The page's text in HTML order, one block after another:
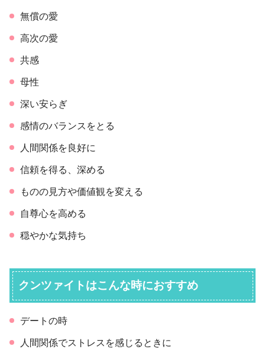
無償の愛
高次の愛
共感
母性
深い安らぎ
感情のバランスをとる
人間関係を良好に
信頼を得る、深める
ものの見方や価値観を変える
自尊心を高める
穏やかな気持ち
クンツァイトはこんな時におすすめ
デートの時
人間関係でストレスを感じるときに